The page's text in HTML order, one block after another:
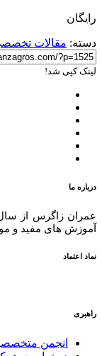
رایگان
دسته: مقالات
لینک کپی شد!
درباره ما
آموزش های مفید و
نماد اعتماد
راهبری
انجمن